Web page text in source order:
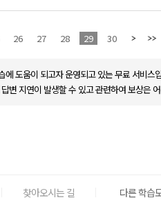
26 27 28 29 30
도움이 되고자 운영되고 있는 무료 서비스
변 지연이 발생할 수 있고 관련하여 보상은
찾아오시는 길 다른 학습